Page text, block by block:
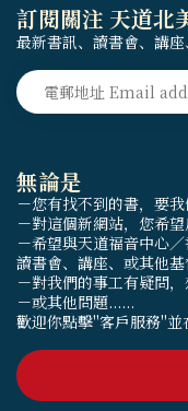
無論是
－您有找不到的書，要
－對這個新網站，您希
－希望與天道福音中心
讀書會、講座、或其他基
－對我們的事工有疑問
－或其他問題......
歡迎你點擊"客戶服務"
訂閱關注 天道北
最新書訊、讀書會、講